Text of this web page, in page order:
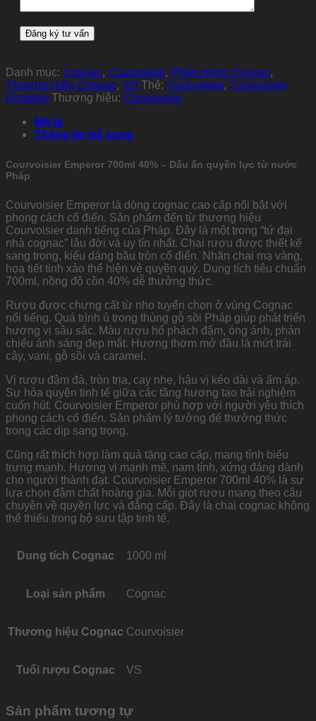
Danh mục: Cognac, Courvoisier, Phân Hạng Cognac,
Thương Hiệu Cognac, XO Thẻ: Courvoisier, Courvoisier
Emperor
Thương hiệu: Courvoisier
Mô tả
Thông tin bổ sung
Courvoisier Emperor 700ml 40% – Dấu ấn quyền lực từ nước
Pháp
Courvoisier Emperor là dòng cognac cao cấp nổi bật với
phong cách cổ điển. Sản phẩm đến từ thương hiệu
Courvoisier danh tiếng của Pháp. Đây là một trong “tứ đại
nhà cognac” lâu đời và uy tín nhất. Chai rượu được thiết kế
sang trọng, kiểu dáng bầu tròn cổ điển. Nhãn chai mạ vàng,
họa tiết tinh xảo thể hiện vẻ quyền quý. Dung tích tiêu chuẩn
700ml, nồng độ cồn 40% dễ thưởng thức.
Rượu được chưng cất từ nho tuyển chọn ở vùng Cognac
nổi tiếng. Quá trình ủ trong thùng gỗ sồi Pháp giúp phát triển
hương vị sâu sắc. Màu rượu hổ phách đậm, óng ánh, phản
chiếu ánh sáng đẹp mắt. Hương thơm mở đầu là mứt trái
cây, vani, gỗ sồi và caramel.
Vị rượu đậm đà, tròn trịa, cay nhẹ, hậu vị kéo dài và ấm áp.
Sự hòa quyện tinh tế giữa các tầng hương tạo trải nghiệm
cuốn hút. Courvoisier Emperor phù hợp với người yêu thích
phong cách cổ điển. Sản phẩm lý tưởng để thưởng thức
trong các dịp sang trọng.
Cũng rất thích hợp làm quà tặng cao cấp, mang tính biểu
trưng mạnh. Hương vị mạnh mẽ, nam tính, xứng đáng dành
cho người thành đạt. Courvoisier Emperor 700ml 40% là sự
lựa chọn đậm chất hoàng gia. Mỗi giọt rượu mang theo câu
chuyện về quyền lực và đẳng cấp. Đây là chai cognac không
thể thiếu trong bộ sưu tập tinh tế.
Dung tích Cognac 1000 ml
Loại sản phẩm Cognac
Thương hiệu Cognac Courvoisier
Tuổi rượu Cognac VS
Sản phẩm tương tự